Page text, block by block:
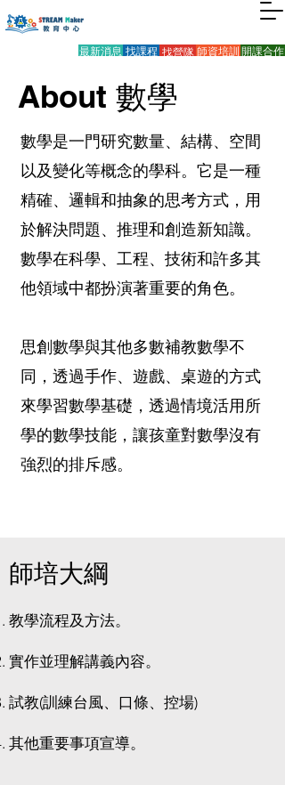
最新消息 找課程 找營隊 師資培訓開課合作
About 數學
數學是一門研究數量、結構、空間
以及變化等概念的學科。它是一種
精確、邏輯和抽象的思考方式，用
於解決問題、推理和創造新知識。
數學在科學、工程、技術和許多其
他領域中都扮演著重要的角色。
思創數學與其他多數補教數學不
同，透過手作、遊戲、桌遊的方式
來學習數學基礎，透過情境活用所
學的數學技能，讓孩童對數學沒有
強烈的排斥感。
師培大綱
教學流程及方法。
實作並理解講義內容。
試教(訓練台風、口條、控場)
其他重要事項宣導。